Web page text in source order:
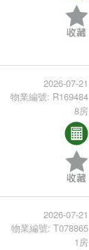
2026-07-21
物業編號: R169484
8房
2026-07-21
物業編號: T078865
1房